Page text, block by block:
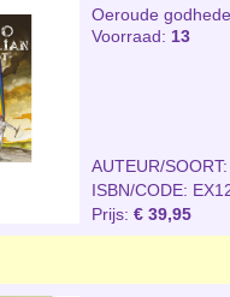
Oeroude
Voorraad: 13
AUTEUR/SOORT:
ISBN/CODE:
Prijs: € 39,95